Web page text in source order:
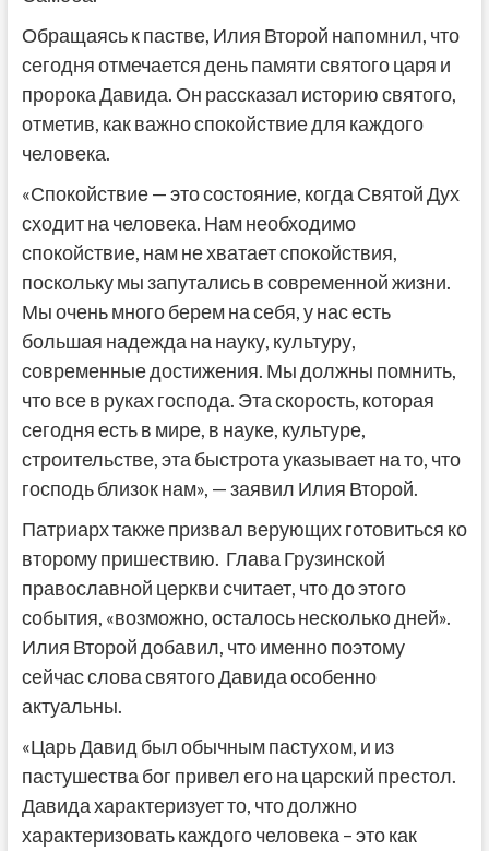
Обращаясь к пастве, Илия Второй напомнил, что
сегодня отмечается день памяти святого царя и
пророка Давида. Он рассказал историю святого,
отметив, как важно спокойствие для каждого
человека.
«Спокойствие — это состояние, когда Святой Дух
сходит на человека. Нам необходимо
спокойствие, нам не хватает спокойствия,
поскольку мы запутались в современной жизни.
Мы очень много берем на себя, у нас есть
большая надежда на науку, культуру,
современные достижения. Мы должны помнить,
что все в руках господа. Эта скорость, которая
сегодня есть в мире, в науке, культуре,
строительстве, эта быстрота указывает на то, что
господь близок нам», — заявил Илия Второй.
Патриарх также призвал верующих готовиться ко
второму пришествию. Глава Грузинской
православной церкви считает, что до этого
события, «возможно, осталось несколько дней».
Илия Второй добавил, что именно поэтому
сейчас слова святого Давида особенно
актуальны.
«Царь Давид был обычным пастухом, и из
пастушества бог привел его на царский престол.
Давида характеризует то, что должно
характеризовать каждого человека – это как